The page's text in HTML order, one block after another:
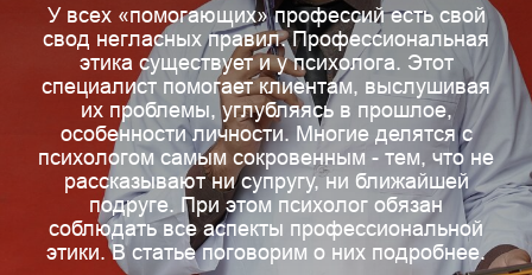
У всех «помогающих» профессий есть свой
свод негласных правил. Профессиональная
этика существует и у психолога. Этот
специалист помогает клиентам, выслушивая
их проблемы, углубляясь в прошлое,
особенности личности. Многие делятся с
психологом самым сокровенным - тем, что не
рассказывают ни супругу, ни ближайшей
подруге. При этом психолог обязан
соблюдать все аспекты профессиональной
этики. В статье поговорим о них подробнее.